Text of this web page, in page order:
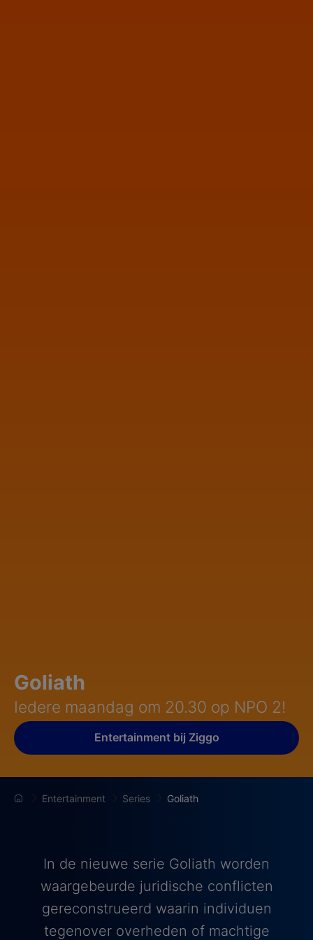
Goliath
Iedere maandag om 20.30 op NPO 2!
Entertainment bij Ziggo
Entertainment Series Goliath
In de nieuwe serie Goliath worden
waargebeurde juridische conflicten
gereconstrueerd waarin individuen
tegenover overheden of machtige